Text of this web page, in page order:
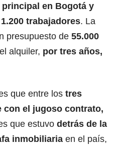
principal en Bogotá y
trabajadores. La
presupuesto de 55.000
alquiler, por tres años,
que entre los tres
con el jugoso contrato,
que estuvo detrás de la
inmobiliaria en el país,